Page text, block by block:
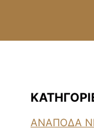
ΑΝΑΠΟΔΑ